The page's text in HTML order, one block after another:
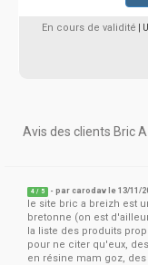
En cours de validité |
Avis des clients Bric
4 / 5 - parcarodav le 13/11/
le site bric a breizh est
bretonne (on est
la liste des produits
pour ne citer qu'eux,
en résine mam goz,